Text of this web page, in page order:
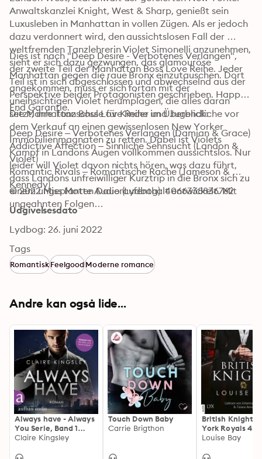
Anwaltskanzlei Knight, West & Sharp, genießt sein
Luxusleben in Manhattan in vollen Zügen. Als er jedoch
dazu verdonnert wird, den aussichtslosen Fall der
weltfremden Tanzlehrerin Violet Simonelli anzunehmen,
sieht er sich dazu gezwungen, das glamouröse
Manhattan gegen die raue Bronx einzutauschen. Dort
angekommen, muss er sich fortan mit der
uneinsichtigen Violet herumplagen, die alles daran
setzt, ihre Tanzschule für Kinder und Jugendliche vor
dem Verkauf an einen gewissenlosen New Yorker
Immobilienmagnaten zu retten. Dabei ist Violets
Kampf in Landons Augen vollkommen aussichtslos. Nur
leider will Violet davon nichts hören, was dazu führt,
dass Landons unfreiwilliger Kurztrip in die Bronx sich zu
einem ungeplanten Daueraufenthalt entwickelt. Mit
ungeahnten Folgen…
Dies ist nach "Deep Desire - Verbotenes Verlangen",
der zweite Teil der Manhattan Boss Love Reihe. Jeder
Teil ist in sich abgeschlossen und abwechselnd aus der
Perspektive beider Protagonisten geschrieben. Happy
End Garantie.
Die Manhattan Boss Love Reihe im Überblick:
Deep Desire – Verbotenes Verlangen (Damian & Grace)
Addictive Affection – Sinnliche Sehnsucht (Landon &
Violet)
Romantic Rivals – Romantische Rache (Jameson &
Kennedy)
© 2022 Miss Motte Audio (Lydbog): 4066338836762
Udgivelsesdato
Lydbog: 26. juni 2022
Tags
RomantiskFeelgoodModerne romance
Andre kan også lide...
Always have - Always
You Serie, Band 1
(Ungekürzt)
Claire Kingsley
Touch Down Baby
Carrie Brigthon
British Knight -
York Royals 4
(Ungekürzt)
Louise Bay